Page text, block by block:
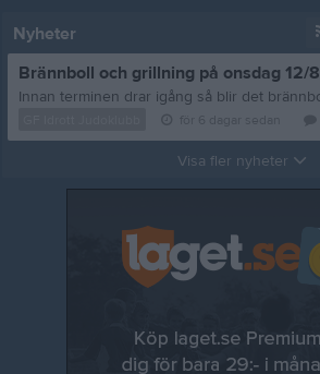
Nyheter
Brännboll och grillning på onsdag 12/8
Visa fler nyheter